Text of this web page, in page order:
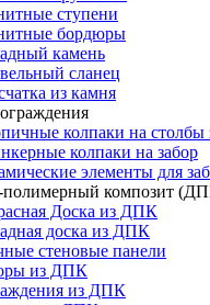
ступени
бордюры
камень
сланец
из камня
колпаки на столбы
колпаки на забор
элементы для
полимерный композит
Доска из ДПК
доска из ДПК
стеновые панели
из ДПК
из ДПК